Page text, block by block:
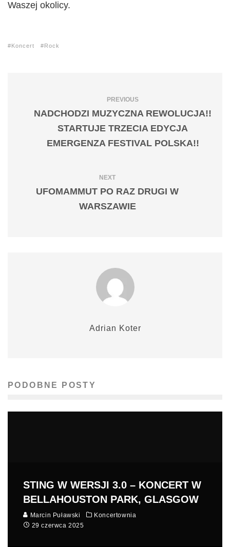
Waszej okolicy.
Koncert Rock
PREVIOUS
NADCHODZI MUZYCZNA REWOLUCJA!!
STARTUJE TRZECIA EDYCJA
EMERGENZA FESTIVAL POLSKA!!
NEXT
UFOMAMMUT PO RAZ DRUGI W
WARSZAWIE
Adrian Koter
PODOBNE POSTY
STING W WERSJI 3.0 – KONCERT W
BELLAHOUSTON PARK, GLASGOW
Marcin Puławski
Koncertownia
29 czerwca 2025